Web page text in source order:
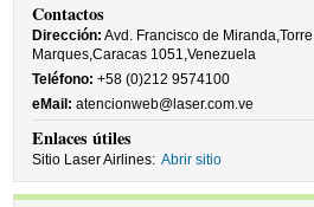
Contactos
Dirección: Avd. Francisco de
Marques,Caracas 1051,Venezuela
Teléfono: +58 (0)212 9574100
eMail: atencionweb@laser.com.ve
Enlaces útiles
Sitio Laser Airlines: Abrir sitio